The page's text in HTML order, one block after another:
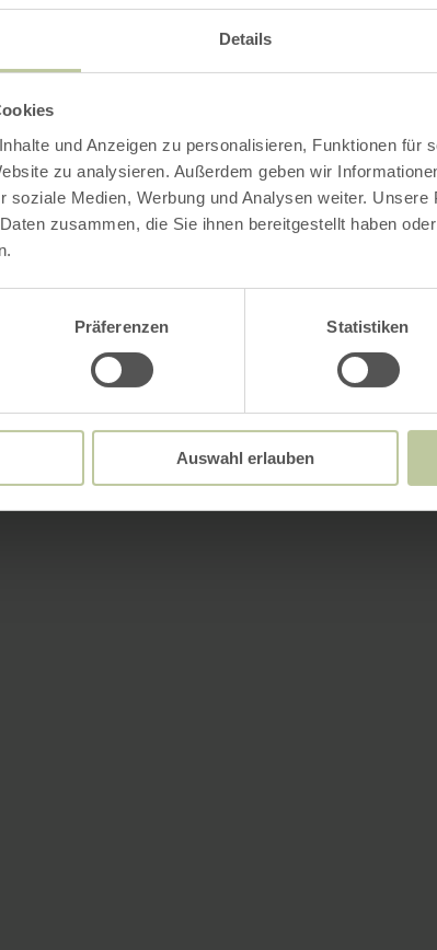
Details
und Anzeigen zu personalisieren, Funktionen für
zu analysieren. Außerdem geben wir
soziale Medien, Werbung und Analysen weiter.
zusammen, die Sie ihnen bereitgestellt haben
Präferenzen Statistiken
Auswahl erlauben